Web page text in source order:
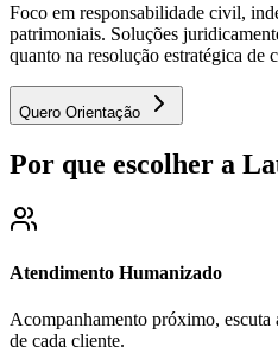
Foco em responsabilidade civil,
patrimoniais. Soluções
quanto na resolução estratégica de
Quero Orientação
Por que escolher a
Atendimento Humanizado
Acompanhamento próximo,
de cada cliente.